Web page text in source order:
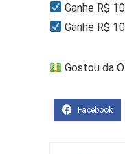
Ganhe R$
Ganhe R$
Gostou da